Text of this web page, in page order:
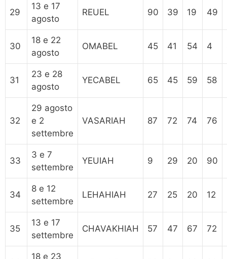
29
13 e 17
agosto
REUEL 90 39 19 49
30
18 e 22
agosto
OMABEL 45 41 54 4
31
23 e 28
agosto
YECABEL 65 45 59 58
32
29 agosto
e 2
settembre
VASARIAH 87 72 74 76
33
3 e 7
settembre
YEUIAH 9 29 20 90
34
8 e 12
settembre
LEHAHIAH 27 25 20 12
35
13 e 17
settembre
CHAVAKHIAH 57 47 67 72
18 e 23